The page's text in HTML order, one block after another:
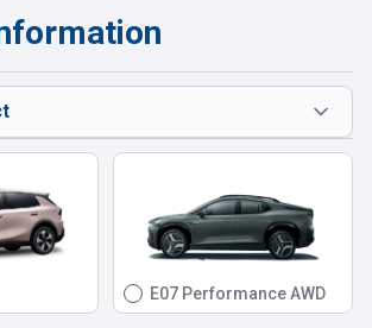
E07 Performance AWD